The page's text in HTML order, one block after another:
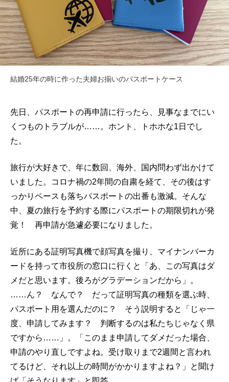
結婚25年の時に作った夫婦お揃いのパスポートケース
先日、パスポートの再申請に行ったら、見事なまでにい
くつものトラブルが……。ホント、トホホな1日でし
た。
旅行が大好きで、年に数回、海外、国内問わず出かけて
いました。コロナ禍の2年間の自粛を経て、その後はす
っかりペースも落ちパスポートの出番も激減。そんな
中、夏の旅行を予約する際にパスポートの期限切れが発
覚！ 再申請が急遽必要になりました。
近所にある証明写真機で顔写真を撮り、マイナンバーカ
ードを持って市役所の窓口に行くと「あ、この写真はダ
メだと思います。後ろがグラデーションだから」。
……ん？ なんで？ だって証明写真の種類を選ぶ時、
パスポート用を選んだのに？ そう説明すると「じゃ一
度、申請してみます？ 判断するのは私たちじゃなく県
ですから……」。「このまま申請してダメだった場合、
申請のやり直しですよね。受け取りまで2週間と言われ
てるけど、それ以上の時間がかかりますよね？」と聞け